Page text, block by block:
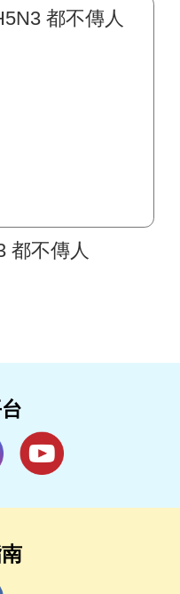
都不傳人